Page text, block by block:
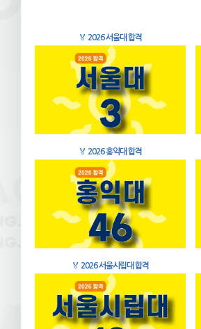
🏅 2026 서울대 합격
🏅 2026 홍익대 합격
🏅 2026 서울시립대 합격